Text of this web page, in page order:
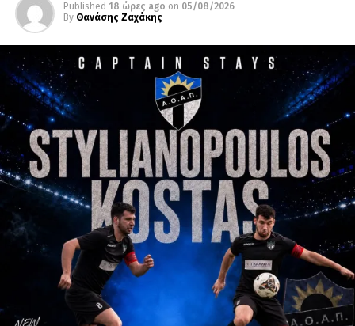
Published 18 ώρες ago on 05/08/2026
By Θανάσης Ζαχάκης